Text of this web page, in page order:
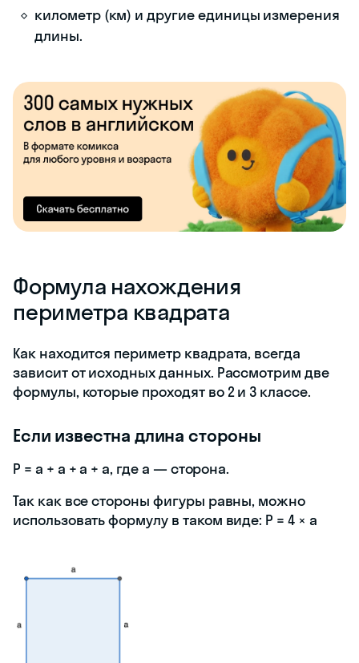
километр (км) и другие единицы измерения
длины.
Формула нахождения
периметра квадрата
Как находится периметр квадрата, всегда
зависит от исходных данных. Рассмотрим две
формулы, которые проходят во 2 и 3 классе.
Если известна длина стороны
P = a + a + a + a, где a — сторона.
Так как все стороны фигуры равны, можно
использовать формулу в таком виде: P = 4 × a